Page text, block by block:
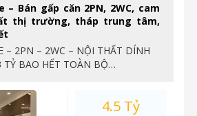
– Bán gấp căn 2PN, 2WC, cam
thị trường, tháp trung tâm,
– 2PN – 2WC – NỘI THẤT DÍNH
TỶ BAO HẾT TOÀN BỘ…
4.5 Tỷ